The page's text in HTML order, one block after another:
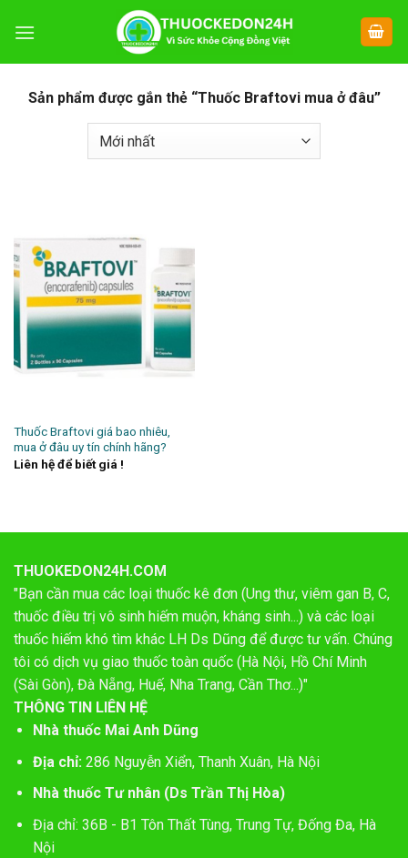
đến
Sản phẩm được gắn thẻ “Thuốc Braftovi mua ở đâu”
Thuốc Braftovi giá bao nhiêu,
mua ở đâu uy tín chính hãng?
Liên hệ để biết giá !
THUOKEDON24H.COM
"Bạn cần mua các loại thuốc kê đơn (Ung thư, viêm gan B, C,
thuốc điều trị vô sinh hiếm muộn, kháng sinh...) và các loại
thuốc hiếm khó tìm khác LH Ds Dũng để được tư vấn. Chúng
tôi có dịch vụ giao thuốc toàn quốc (Hà Nội, Hồ Chí Minh
(Sài Gòn), Đà Nẵng, Huế, Nha Trang, Cần Thơ...)"
THÔNG TIN LIÊN HỆ
Nhà thuốc Mai Anh Dũng
Địa chỉ:286 Nguyễn Xiển, Thanh Xuân, Hà Nội
Nhà thuốc Tư nhân (Ds Trần Thị Hòa)
Địa chỉ: 36B - B1 Tôn Thất Tùng, Trung Tự, Đống Đa, Hà
Nội